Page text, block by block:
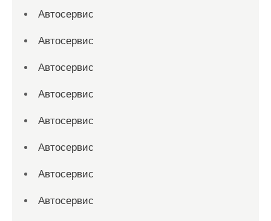
Автосервис
Автосервис
Автосервис
Автосервис
Автосервис
Автосервис
Автосервис
Автосервис